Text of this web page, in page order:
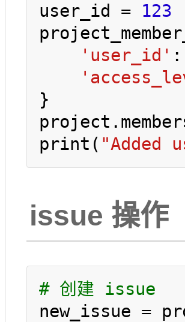
user_id = 123
'user_id'
}
print( "Added
issue 操作
# 创建 issue
new_issue =